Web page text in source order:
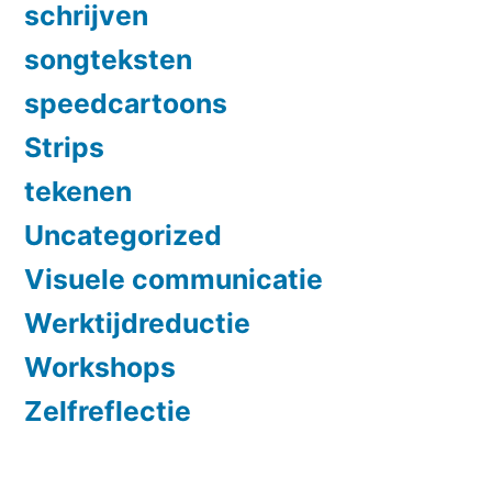
schrijven
songteksten
speedcartoons
Strips
tekenen
Uncategorized
Visuele communicatie
Werktijdreductie
Workshops
Zelfreflectie